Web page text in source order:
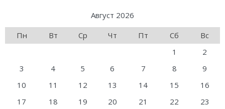
Август 2026
Пн
Вт Ср Чт Пт Сб
Вс
1
2
3
4 5 6 7 8
9
10
11 12 13 14 15
16
17
18 19 20 21 22
23